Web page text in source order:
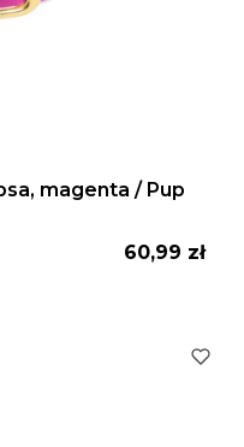
magenta / Pup
Cena
60,99 zł